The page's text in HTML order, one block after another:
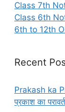
Class 7th
Class 6th
6th to 12th
Recent
Prakash ka
प्रकाश का